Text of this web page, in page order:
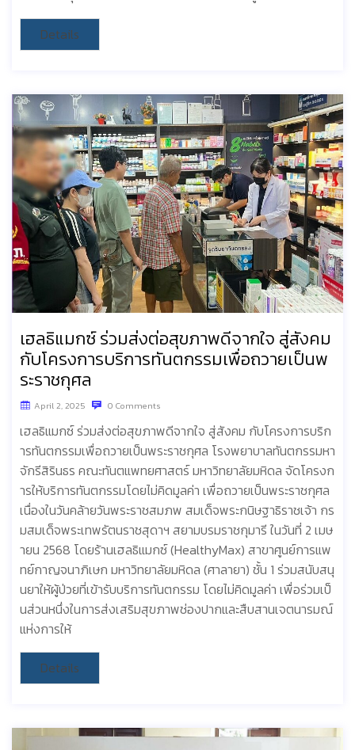
Details
เฮลธิแมกซ์ ร่วมส่งต่อสุขภาพดีจากใจ สู่สังคม
กับโครงการบริการทันตกรรมเพื่อถวายเป็นพ
ระราชกุศล​
April 2, 2025 0 Comments
เฮลธิแมกซ์ ร่วมส่งต่อสุขภาพดีจากใจ สู่สังคม กับโครงการบริก
ารทันตกรรมเพื่อถวายเป็นพระราชกุศล โรงพยาบาลทันตกรรมหา
จักรีสิรินธร คณะทันตแพทยศาสตร์ มหาวิทยาลัยมหิดล จัดโครงก
ารให้บริการทันตกรรมโดยไม่คิดมูลค่า เพื่อถวายเป็นพระราชกุศล
เนื่องในวันคล้ายวันพระราชสมภพ สมเด็จพระกนิษฐาธิราชเจ้า กร
มสมเด็จพระเทพรัตนราชสุดาฯ สยามบรมราชกุมารี ในวันที่ 2 เมษ
ายน 2568 โดยร้านเฮลธิแมกซ์ (HealthyMax) สาขาศูนย์การแพ
ทย์กาญจนาภิเษก มหาวิทยาลัยมหิดล (ศาลายา) ชั้น 1 ร่วมสนับสนุ
นยาให้ผู้ป่วยที่เข้ารับบริการทันตกรรม โดยไม่คิดมูลค่า เพื่อร่วมเป็
นส่วนหนึ่งในการส่งเสริมสุขภาพช่องปากและสืบสานเจตนารมณ์
แห่งการให้
Details